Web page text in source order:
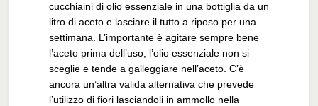
cucchiaini di olio essenziale in una bottiglia da un
litro di aceto e lasciare il tutto a riposo per una
settimana. L’importante è agitare sempre bene
l’aceto prima dell’uso, l’olio essenziale non si
sceglie e tende a galleggiare nell’aceto. C’è
ancora un’altra valida alternativa che prevede
l’utilizzo di fiori lasciandoli in ammollo nella